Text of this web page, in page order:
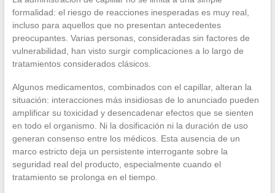
formalidad: el riesgo de reacciones inesperadas es muy real,
incluso para aquellos que no presentan antecedentes
preocupantes. Varias personas, consideradas sin factores de
vulnerabilidad, han visto surgir complicaciones a lo largo de
tratamientos considerados clásicos.
Algunos medicamentos, combinados con el capillar, alteran la
situación: interacciones más insidiosas de lo anunciado pueden
amplificar su toxicidad y desencadenar efectos que se sienten
en todo el organismo. Ni la dosificación ni la duración de uso
generan consenso entre los médicos. Esta ausencia de un
marco estricto deja un persistente interrogante sobre la
seguridad real del producto, especialmente cuando el
tratamiento se prolonga en el tiempo.